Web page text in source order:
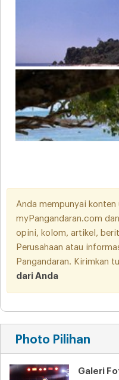
Anda mempunyai
myPangandaran.com
opini, kolom, artikel,
Perusahaan atau
Pangandaran. Kirimkan
dari Anda
Photo Pilihan
Galeri